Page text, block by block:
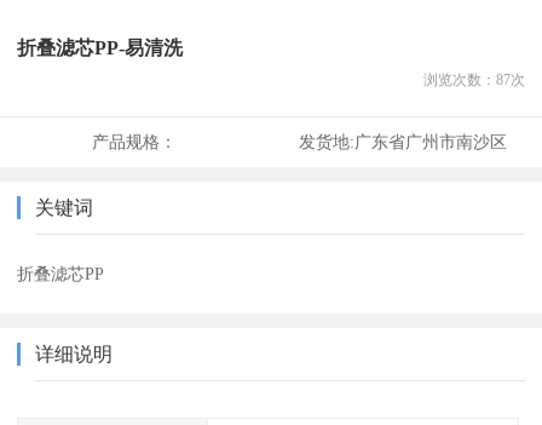
折叠滤芯PP-易清洗
浏览次数： 87次
产品规格： 发货地:广东省广州市南沙区
关键词
折叠滤芯PP
详细说明